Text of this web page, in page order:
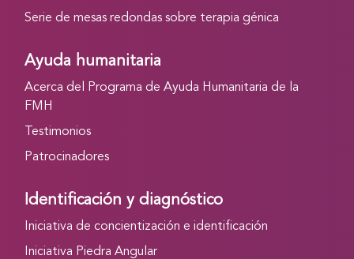
Serie de mesas redondas sobre terapia génica
Ayuda humanitaria
Acerca del Programa de Ayuda Humanitaria de la
FMH
Testimonios
Patrocinadores
Identificación y diagnóstico
Iniciativa de concientización e identificación
Iniciativa Piedra Angular